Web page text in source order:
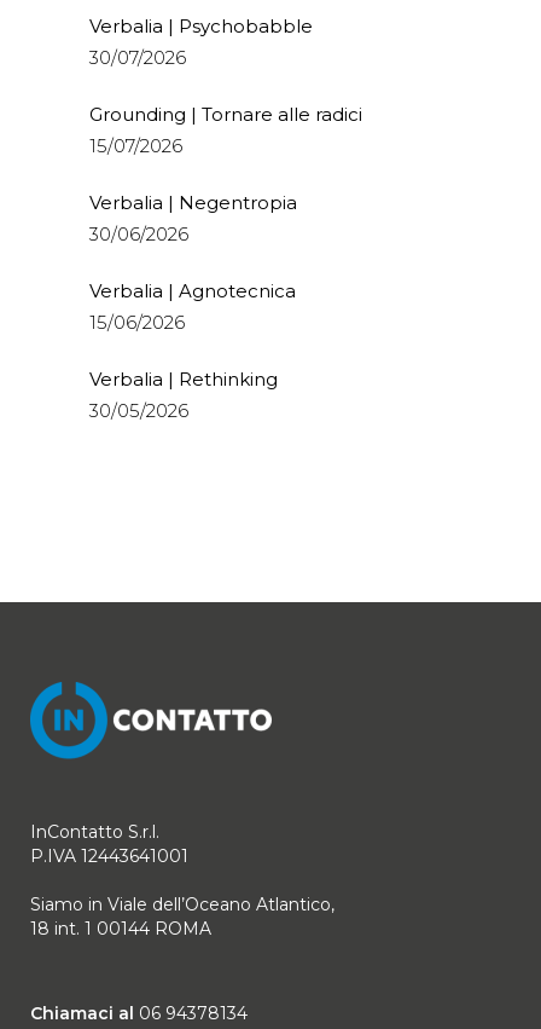
Verbalia | Psychobabble
30/07/2026
Grounding | Tornare alle radici
15/07/2026
Verbalia | Negentropia
30/06/2026
Verbalia | Agnotecnica
15/06/2026
Verbalia | Rethinking
30/05/2026
InContatto S.r.l.
P.IVA 12443641001
Siamo in Viale dell’Oceano Atlantico,
18 int. 1 00144 ROMA
Chiamaci al 06 94378134